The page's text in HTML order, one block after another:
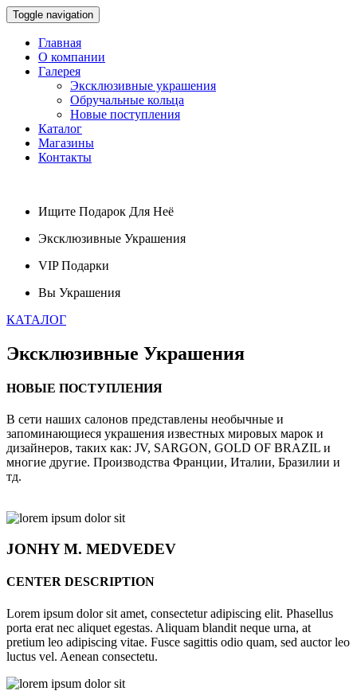
Toggle navigation
Главная
О компании
Галерея
Эксклюзивные украшения
Обручальные кольца
Новые поступления
Каталог
Магазины
Контакты
Ищите Подарок Для Неё
Эксклюзивные Украшения
VIPПодарки
Вы Украшения
КАТАЛОГ
Эксклюзивные Украшения
НОВЫЕ ПОСТУПЛЕНИЯ
В сети наших салонов представлены необычные и
запоминающиеся украшения известных мировых марок и
дизайнеров, таких как: JV, SARGON, GOLD OF BRAZIL и
многие другие. Производства Франции, Италии, Бразилии и
тд.
JONHYM. MEDVEDEV
CENTER DESCRIPTION
Lorem ipsum dolor sit amet, consectetur adipiscing elit. Phasellus
porta erat nec aliquet egestas. Aliquam blandit neque urna, at
pretium leo adipiscing vitae. Fusce sagittis odio quam, sed auctor leo
luctus vel. Aenean consectetu.